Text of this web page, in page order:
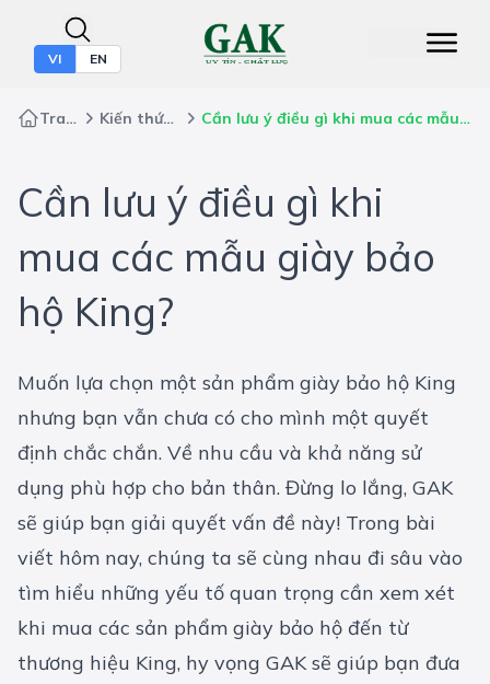
VI EN
Trang chủ Kiến thức bảo hộ Cần lưu ý điều gì khi mua các mẫu giày bảo hộ King?
Cần lưu ý điều gì khi
mua các mẫu giày bảo
hộ King?
Muốn lựa chọn một sản phẩm giày bảo hộ King
nhưng bạn vẫn chưa có cho mình một quyết
định chắc chắn. Về nhu cầu và khả năng sử
dụng phù hợp cho bản thân. Đừng lo lắng, GAK
sẽ giúp bạn giải quyết vấn đề này! Trong bài
viết hôm nay, chúng ta sẽ cùng nhau đi sâu vào
tìm hiểu những yếu tố quan trọng cần xem xét
khi mua các sản phẩm giày bảo hộ đến từ
thương hiệu King, hy vọng GAK sẽ giúp bạn đưa